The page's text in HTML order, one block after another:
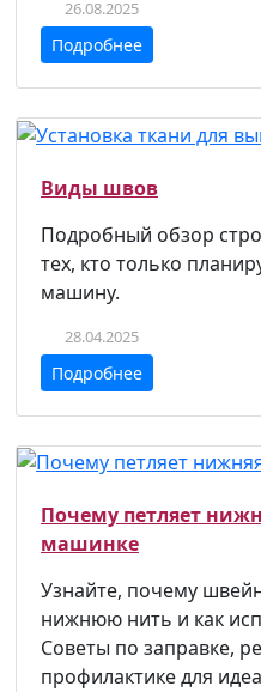
26.08.2025
Подробнее
Виды швов
Подробный обзор
тех, кто только
машину.
28.04.2025
Подробнее
Почему петляет
машинке
Узнайте, почему
нижнюю нить и как
Советы по заправке,
профилактике для